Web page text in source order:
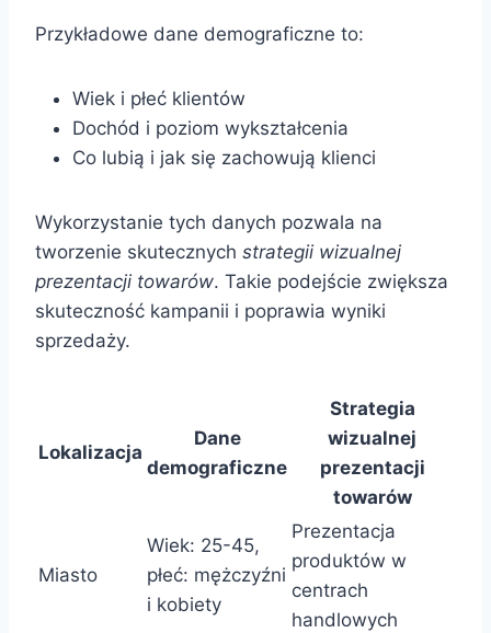
Przykładowe dane demograficzne to:
Wiek i płeć klientów
Dochód i poziom wykształcenia
Co lubią i jak się zachowują klienci
Wykorzystanie tych danych pozwala na
tworzenie skutecznych strategii wizualnej
prezentacji towarów. Takie podejście zwiększa
skuteczność kampanii i poprawia wyniki
sprzedaży.
Lokalizacja
Dane
demograficzne
Strategia
wizualnej
prezentacji
towarów
Miasto
Wiek: 25-45,
płeć: mężczyźni
i kobiety
Prezentacja
produktów w
centrach
handlowych